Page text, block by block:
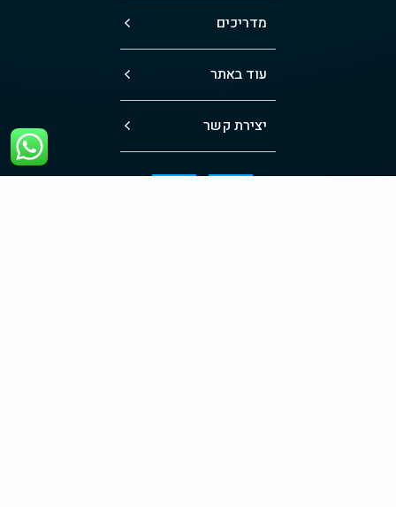
מדריכים
עוד באתר
יצירת קשר